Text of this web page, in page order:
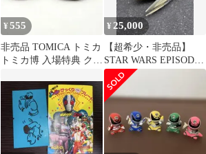
¥555
非売品 TOMICA トミカ
トミカ博 入場特典 クリ
¥ 25,000
【超希少・非売品】
STAR WARS EPISODE
I ドロイド・ファイタ
ー